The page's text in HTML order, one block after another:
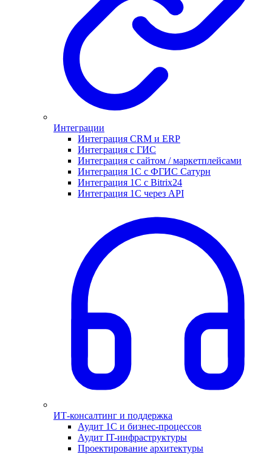
Интеграции
Интеграция CRM и ERP
Интеграция с ГИС
Интеграция с сайтом / маркетплейсами
Интеграция 1С с ФГИС Сатурн
Интеграция 1С с Bitrix24
Интеграция 1С через API
ИТ-консалтинг и поддержка
Аудит 1С и бизнес-процессов
Аудит IT-инфраструктуры
Проектирование архитектуры